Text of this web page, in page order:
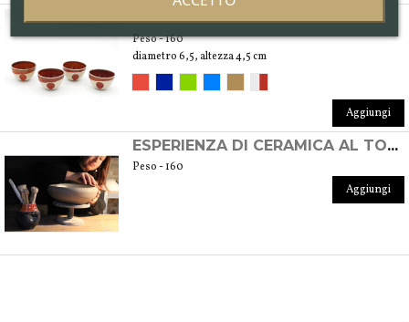
XOCIPILLI CUPS
Peso - 160
diametro 6,5, altezza 4,5 cm
Aggiungi
ESPERIENZA DI CERAMICA AL TORNIO PRIVATA
Peso - 160
Aggiungi